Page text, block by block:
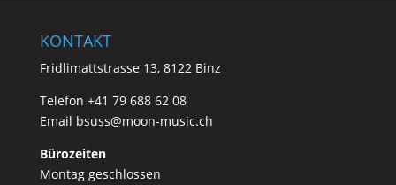
KONTAKT
Fridlimattstrasse 13, 8122 Binz
Telefon +41 79 688 62 08
Email bsuss@moon-music.ch
Bürozeiten
Montag geschlossen